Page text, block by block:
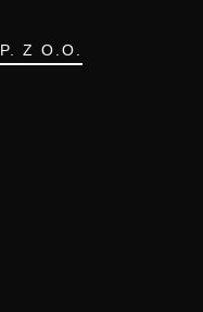
Z O.O.